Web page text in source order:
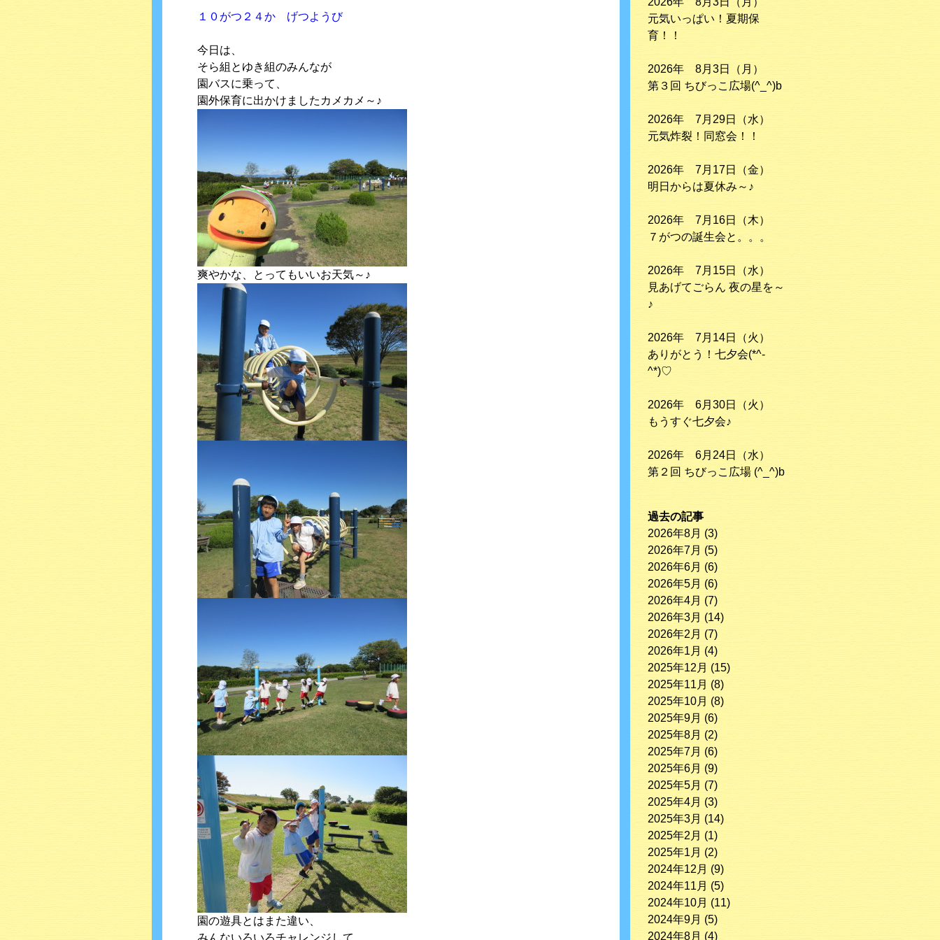
１０がつ２４か げつようび
今日は、
そら組とゆき組のみんなが
園バスに乗って、
園外保育に出かけましたカメカメ～♪
爽やかな、とってもいいお天気～♪
園の遊具とはまた違い、
みんないろいろチャレンジして、
元気いっぱい！夏期保
育！！
2026年 8月3日（月）
第３回 ちびっこ広場(^_^)b
2026年 7月29日（水）
元気炸裂！同窓会！！
2026年 7月17日（金）
明日からは夏休み～♪
2026年 7月16日（木）
７がつの誕生会と。。。
2026年 7月15日（水）
見あげてごらん 夜の星を～
♪
2026年 7月14日（火）
ありがとう！七夕会(*^-
^*)♡
2026年 6月30日（火）
もうすぐ七夕会♪
2026年 6月24日（水）
第２回 ちびっこ広場 (^_^)b
過去の記事
2026年8月 (3)
2026年7月 (5)
2026年6月 (6)
2026年5月 (6)
2026年4月 (7)
2026年3月 (14)
2026年2月 (7)
2026年1月 (4)
2025年12月 (15)
2025年11月 (8)
2025年10月 (8)
2025年9月 (6)
2025年8月 (2)
2025年7月 (6)
2025年6月 (9)
2025年5月 (7)
2025年4月 (3)
2025年3月 (14)
2025年2月 (1)
2025年1月 (2)
2024年12月 (9)
2024年11月 (5)
2024年10月 (11)
2024年9月 (5)
2024年8月 (4)